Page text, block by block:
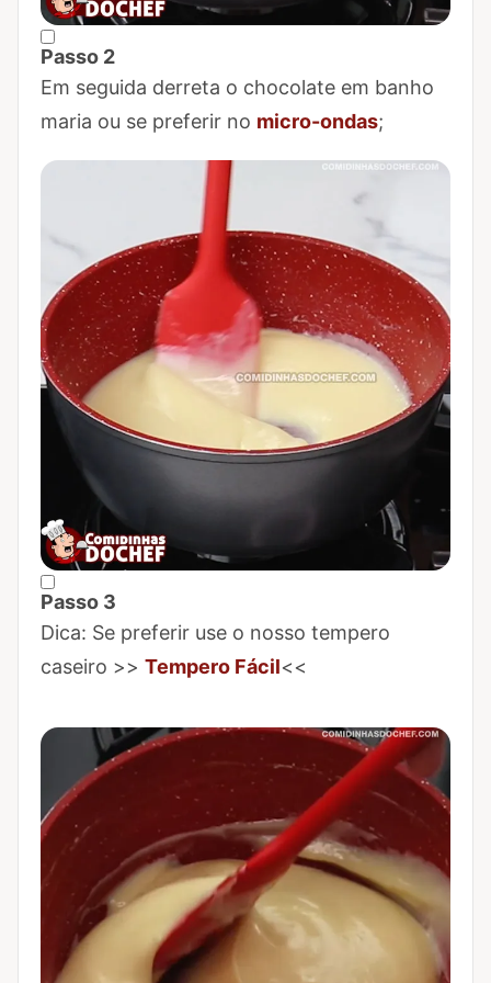
Passo 2
Marcar Passo 2 como concluído
Em seguida derreta o chocolate em banho
maria ou se preferir no micro-ondas;
Passo 3
Marcar Passo 3 como concluído
Dica: Se preferir use o nosso tempero
caseiro >> Tempero Fácil<<